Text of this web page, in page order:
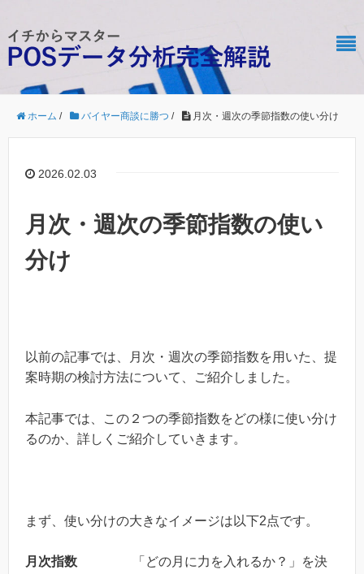
ホーム / バイヤー商談に勝つ / 月次・週次の季節指数の使い分け
2026.02.03
月次・週次の季節指数の使い
分け
以前の記事では、月次・週次の季節指数を用いた、提
案時期の検討方法について、ご紹介しました。
本記事では、この２つの季節指数をどの様に使い分け
るのか、詳しくご紹介していきます。
まず、使い分けの大きなイメージは以下2点です。
月次指数 「どの月に力を入れるか？」を決